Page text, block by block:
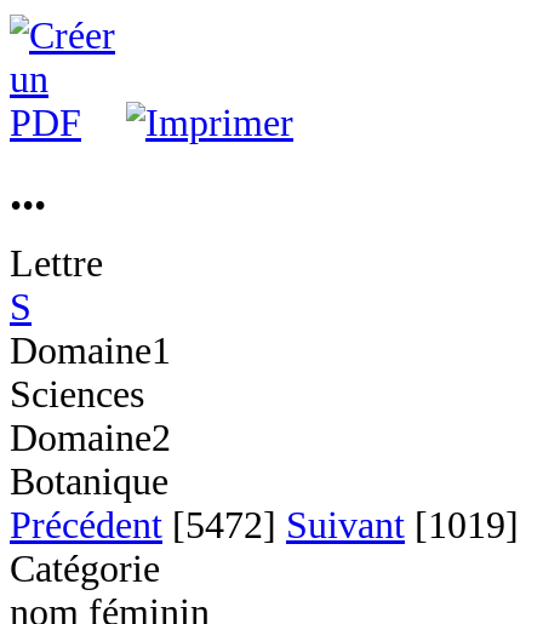
...
Lettre
S
Domaine1
Sciences
Domaine2
Botanique
Précédent [5472] Suivant [1019]
Catégorie
nom féminin